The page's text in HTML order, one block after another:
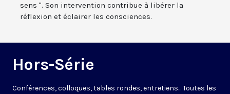
sens ". Son intervention contribue à libérer la
réflexion et éclairer les consciences.
Hors-Série
Conférences, colloques, tables rondes, entretiens... Toutes les